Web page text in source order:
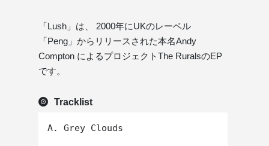
「Lush」は、 2000年にUKのレーベル
「Peng」からリリースされた本名Andy
Compton によるプロジェクトThe RuralsのEP
です。
Tracklist
A. Grey Clouds